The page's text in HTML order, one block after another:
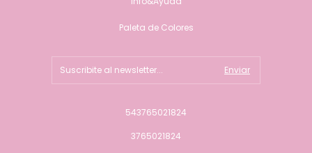
Paleta de Colores
543765021824
3765021824